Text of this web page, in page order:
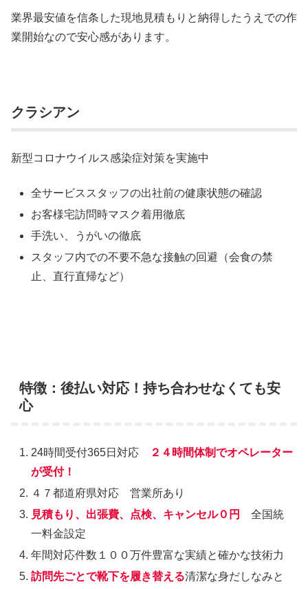
業界最安値を信条した現地見積もりと納得したうえでの作
業開始なので安心感があります。
クラシアン
新型コロナウイルス感染症対策を実施中
全サービススタッフの出社前の健康状態の確認
お客様宅訪問時マスク着用徹底
手洗い、うがいの徹底
スタッフ内での不要不急な接触の回避（会食の禁
止、直行直帰など）
特徴：後払い対応！持ち合わせなくても安
心
24時間受付365日対応
２４時間体制でオペレーター
が受付！
４７都道府県対応 営業所あり
見積もり、出張費、点検、キャンセル０円
全国統
一料金設定
年間対応件数１００万件豊富な実績と確かな技術力
訪問先ごとで靴下を履き替える清潔な身だしなみと